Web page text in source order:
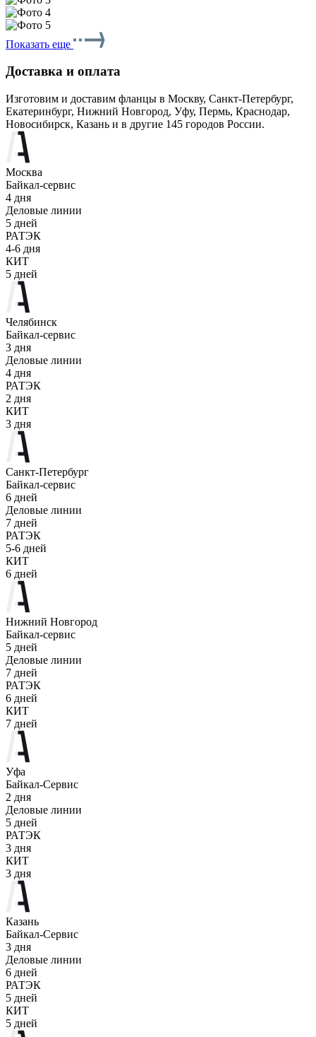
Показать еще
Доставка и оплата
Изготовим и доставим фланцы в Москву, Санкт-Петербург,
Екатеринбург, Нижний Новгород, Уфу, Пермь, Краснодар,
Новосибирск, Казань и в другие 145 городов России.
Москва
Байкал-сервис
4 дня
Деловые линии
5 дней
РАТЭК
4-6 дня
КИТ
5 дней
Челябинск
Байкал-сервис
3 дня
Деловые линии
4 дня
РАТЭК
2 дня
КИТ
3 дня
Санкт-Петербург
Байкал-сервис
6 дней
Деловые линии
7 дней
РАТЭК
5-6 дней
КИТ
6 дней
Нижний Новгород
Байкал-сервис
5 дней
Деловые линии
7 дней
РАТЭК
6 дней
КИТ
7 дней
Уфа
Байкал-Сервис
2 дня
Деловые линии
5 дней
РАТЭК
3 дня
КИТ
3 дня
Казань
Байкал-Сервис
3 дня
Деловые линии
6 дней
РАТЭК
5 дней
КИТ
5 дней